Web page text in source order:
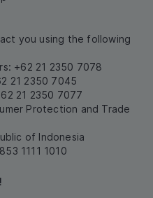
you using the following
+62 21 2350 7078
21 2350 7045
21 2350 7077
Protection and Trade
of Indonesia
1111 1010